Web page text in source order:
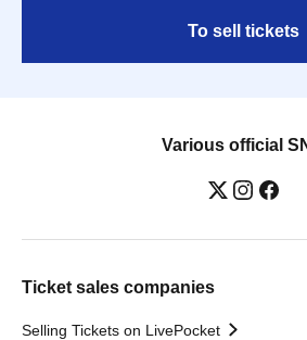
To sell tickets
Various official
Ticket sales companies
Selling Tickets on LivePocket